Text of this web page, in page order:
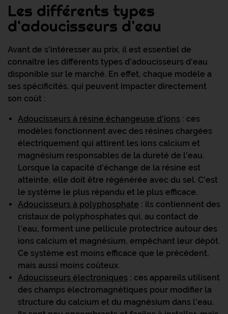
Les différents types
d'adoucisseurs d'eau
Avant de s'intéresser au prix, il est essentiel de
connaître les différents types d'adoucisseurs d'eau
disponible sur le marché. En effet, chaque modèle a
ses spécificités, qui peuvent impacter directement
son coût :
Adoucisseurs à résine échangeuse d'ions : ces
modèles fonctionnent avec des résines chargées
électriquement qui attirent les ions calcium et
magnésium responsables de la dureté de l'eau.
Lorsque la capacité d'échange de la résine est
atteinte, elle doit être régénérée avec du sel. C'est
le système le plus répandu et le plus efficace.
Adoucisseurs à polyphosphate : ils contiennent des
cristaux de polyphosphates qui, au contact de
l'eau, forment une pellicule protectrice autour des
ions calcium et magnésium, empêchant leur dépôt.
Ce système est moins efficace que le précédent,
mais aussi moins coûteux.
Adoucisseurs électroniques : ces appareils utilisent
des champs électromagnétiques pour modifier la
structure du calcium et du magnésium dans l'eau.